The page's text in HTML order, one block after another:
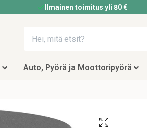
Ilmainen toimitus yli 80 €
Auto, Pyörä ja Moottoripyörä